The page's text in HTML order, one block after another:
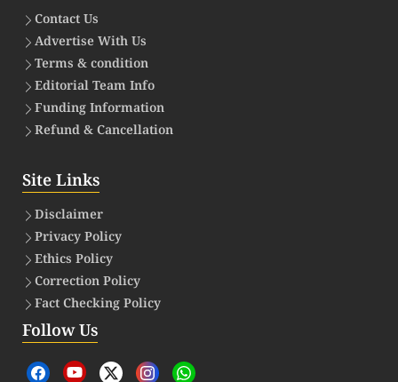
Contact Us
Advertise With Us
Terms & condition
Editorial Team Info
Funding Information
Refund & Cancellation
Site Links
Disclaimer
Privacy Policy
Ethics Policy
Correction Policy
Fact Checking Policy
Follow Us